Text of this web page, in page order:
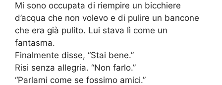
Mi sono occupata di riempire un bicchiere
d’acqua che non volevo e di pulire un bancone
che era già pulito. Lui stava lì come un
fantasma.
Finalmente disse, “Stai bene.”
Risi senza allegria. “Non farlo.”
“Parlami come se fossimo amici.”